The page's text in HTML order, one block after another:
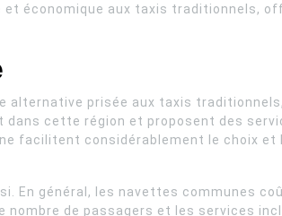
économique aux taxis traditionnels,
alternative prisée aux taxis
cette région et proposent des
facilitent considérablement le choix
En général, les navettes communes
nombre de passagers et les services